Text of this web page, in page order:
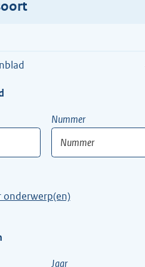
Nummer
een
een
onderwerp(en)
Jaar